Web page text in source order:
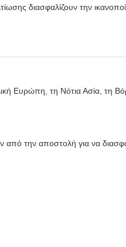
διασφαλίζουν την
Ευρώπη, τη Νότια Ασία, τη
την αποστολή για να